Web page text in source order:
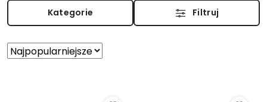
Kategorie Filtruj
Zastosowano
sortowanie:
Sortuj
według